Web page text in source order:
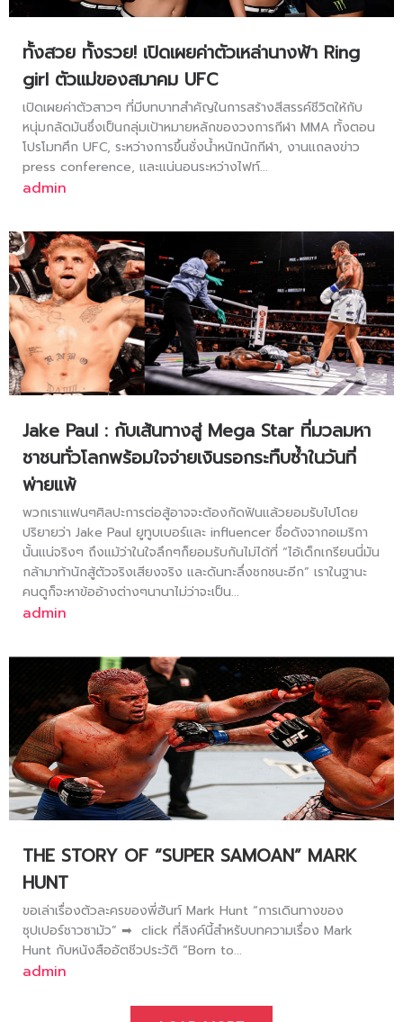
ทั้งสวย ทั้งรวย! เปิดเผยค่าตัวเหล่านางฟ้า Ring
girl ตัวแม่ของสมาคม UFC
เปิดเผยค่าตัวสาวๆ ที่มีบทบาทสำคัญในการสร้างสีสรรค์ชีวิตให้กับ
หนุ่มกลัดมันซึ่งเป็นกลุ่มเป้าหมายหลักของวงการกีฬา MMA ทั้งตอน
โปรโมทศึก UFC, ระหว่างการขึ้นชั่งน้ำหนักนักกีฬา, งานแถลงข่าว
press conference, และแน่นอนระหว่างไฟท์...
admin
Jake Paul : กับเส้นทางสู่ Mega Star ที่มวลมหา
ชาชนทั่วโลกพร้อมใจจ่ายเงินรอกระทืบซ้ำในวันที่
พ่ายแพ้
พวกเราแฟนๆศิลปะการต่อสู้อาจจะต้องกัดฟันแล้วยอมรับไปโดย
ปริยายว่า Jake Paul ยูทูบเบอร์และ influencer ชื่อดังจากอเมริกา
นั้นแน่จริงๆ ถึงแม้ว่าในใจลึกๆก็ยอมรับกันไม่ได้ที่ “ไอ้เด็กเกรียนนี่มัน
กล้ามาท้านักสู้ตัวจริงเสียงจริง และดันทะลึ่งชกชนะอีก” เราในฐานะ
คนดูก็จะหาข้ออ้างต่างๆนานาไม่ว่าจะเป็น...
admin
THE STORY OF “SUPER SAMOAN” MARK
HUNT
ขอเล่าเรื่องตัวละครของพี่ฮันท์ Mark Hunt “การเดินทางของ
ซุปเปอร์ชาวซามัว” ➡ click ที่ลิงค์นี้สำหรับบทความเรื่อง Mark
Hunt กับหนังสืออัตชีวประวัติ “Born to...
admin